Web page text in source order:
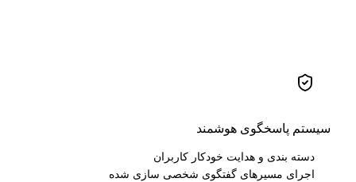
سیستم پاسخگوی هوشمند
دسته بندی و هدایت خودکار کاربران
اجرای مسیرهای گفتگوی شخصی سازی شده